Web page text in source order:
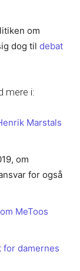
om
dog til debat
mere i:
Marstals
om
for også
MeToos
for damernes